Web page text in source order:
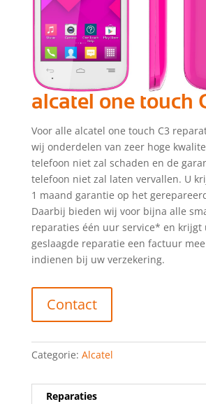
alcatel one touch
Voor alle alcatel one touch C3
wij onderdelen van zeer hoge
telefoon niet zal schaden en de
telefoon niet zal laten vervallen. U
1 maand garantie op het
Daarbij bieden wij voor bijna alle
reparaties één uur service* en krijgt
geslaagde reparatie een factuur
indienen bij uw verzekering.
Contact
Categorie: Alcatel
Reparaties